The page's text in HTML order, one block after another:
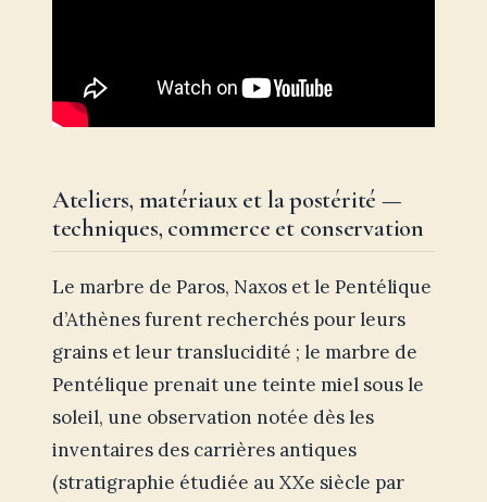
Ateliers, matériaux et la postérité —
techniques, commerce et conservation
Le marbre de Paros, Naxos et le Pentélique
d’Athènes furent recherchés pour leurs
grains et leur translucidité ; le marbre de
Pentélique prenait une teinte miel sous le
soleil, une observation notée dès les
inventaires des carrières antiques
(stratigraphie étudiée au XXe siècle par